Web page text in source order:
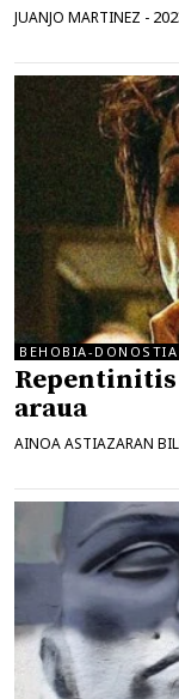
JUANJO MARTINEZ -
BEHOBIA-DONOSTIA
araua
AINOA ASTIAZARAN